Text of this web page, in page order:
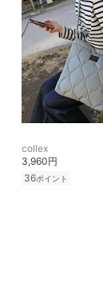
collex
3,960円
36ポイント